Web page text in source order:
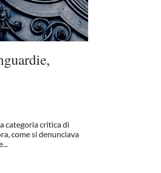
categoria critica di
come si denunciava